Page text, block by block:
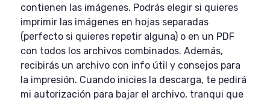
contienen las imágenes. Podrás elegir si quieres
imprimir las imágenes en hojas separadas
(perfecto si quieres repetir alguna) o en un PDF
con todos los archivos combinados. Además,
recibirás un archivo con info útil y consejos para
la impresión. Cuando inicies la descarga, te pedirá
mi autorización para bajar el archivo, tranqui que